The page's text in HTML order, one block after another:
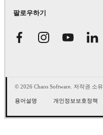
팔로우하기
© 2026 Chaos Software. 저작권 소유.
용어설명 개인정보보호정책